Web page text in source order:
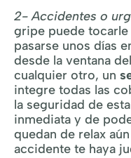
2- Accidentes o
gripe puede tocarle
pasarse unos días
desde la ventana
cualquier otro, un
integre todas las
la seguridad de
inmediata y de
quedan de relax
accidente te haya